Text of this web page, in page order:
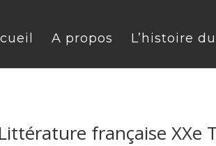
A propos L’histoire
Littérature française XXe